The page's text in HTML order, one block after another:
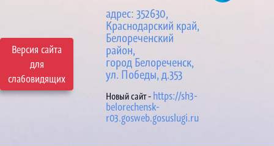
Версия сайта
для
слабовидящих
адрес: 352630,
Краснодарский край,
Белореченский
район,
город Белореченск,
ул. Победы, д.353
Новый сайт - https://sh3-
belorechensk-
r03.gosweb.gosuslugi.ru